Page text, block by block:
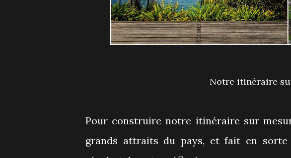
Notre itinéraire
Pour construire notre itinéraire sur
grands attraits du pays, et fait en